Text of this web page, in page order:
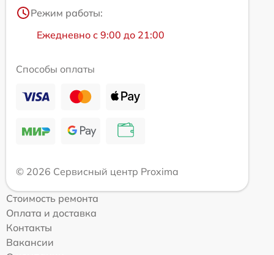
Режим работы:
Ежедневно с 9:00 до 21:00
Способы оплаты
© 2026 Сервисный центр Proxima
Стоимость ремонта
Оплата и доставка
Контакты
Вакансии